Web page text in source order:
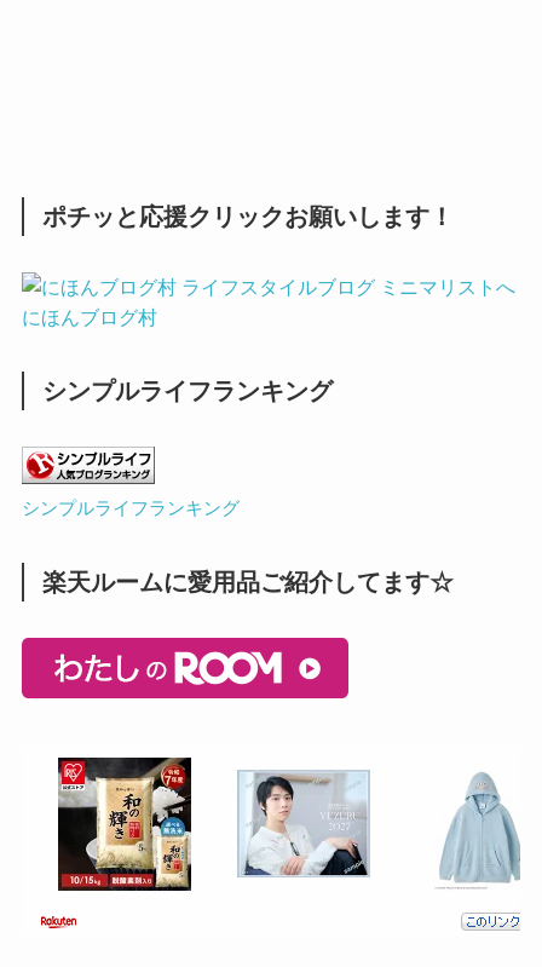
ポチッと応援クリックお願いします！
にほんブログ村
シンプルライフランキング
シンプルライフランキング
楽天ルームに愛用品ご紹介してます☆